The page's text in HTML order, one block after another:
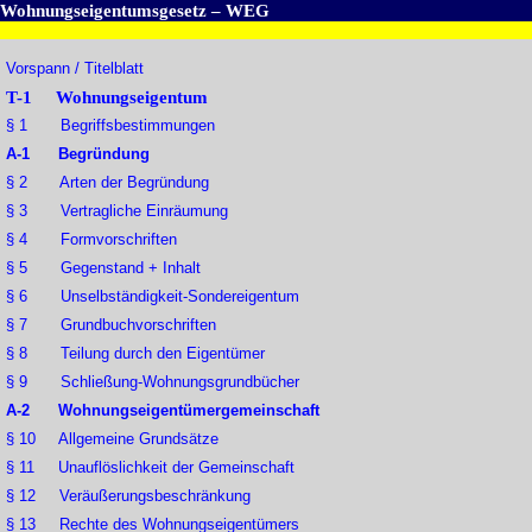
Wohnungseigentumsgesetz – WEG
Vorspann / Titelblatt
T-1 Wohnungseigentum
§ 1 Begriffsbestimmungen
A-1 Begründung
§ 2 Arten der Begründung
§ 3 Vertragliche Einräumung
§ 4 Formvorschriften
§ 5 Gegenstand + Inhalt
§ 6 Unselbständigkeit-Sondereigentum
§ 7 Grundbuchvorschriften
§ 8 Teilung durch den Eigentümer
§ 9 Schließung-Wohnungsgrundbücher
A-2 Wohnungseigentümergemeinschaft
§ 10 Allgemeine Grundsätze
§ 11 Unauflöslichkeit der Gemeinschaft
§ 12 Veräußerungsbeschränkung
§ 13 Rechte des Wohnungseigentümers